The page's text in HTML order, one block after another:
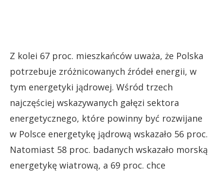
Z kolei 67 proc. mieszkańców uważa, że Polska
potrzebuje zróżnicowanych źródeł energii, w
tym energetyki jądrowej. Wśród trzech
najczęściej wskazywanych gałęzi sektora
energetycznego, które powinny być rozwijane
w Polsce energetykę jądrową wskazało 56 proc.
Natomiast 58 proc. badanych wskazało morską
energetykę wiatrową, a 69 proc. chce